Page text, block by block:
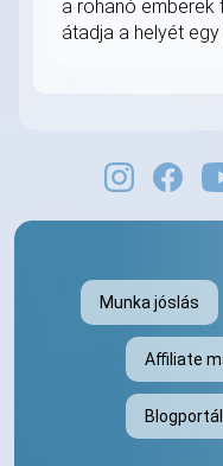
a rohanó
átadja a helyét
Munka jóslás
Affiliate
Blogportál